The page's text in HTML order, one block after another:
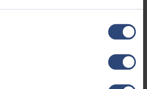
Android Auto